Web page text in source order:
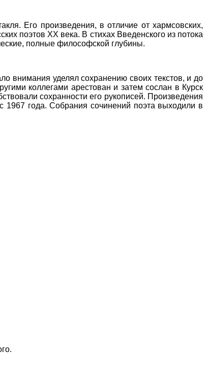
Его произведения, в отличие от хармсовских,
поэтов XX века. В стихах Введенского из потока
полные философской глубины.
внимания уделял сохранению своих текстов, и до
коллегами арестован и затем сослан в Курск
сохранности его рукописей. Произведения
года. Собрания сочинений поэта выходили в